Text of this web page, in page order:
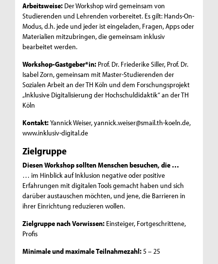
Arbeitsweise: Der Workshop wird gemeinsam von
Studierenden und Lehrenden vorbereitet. Es gilt: Hands-On-
Modus, d.h. jede und jeder ist eingeladen, Fragen, Apps oder
Materialien mitzubringen, die gemeinsam inklusiv
bearbeitet werden.
Workshop-Gastgeber*in: Prof. Dr. Friederike Siller, Prof. Dr.
Isabel Zorn, gemeinsam mit Master-Studierenden der
Sozialen Arbeit an der TH Köln und dem Forschungsprojekt
„Inklusive Digitalisierung der Hochschuldidaktik“ an der TH
Köln
Kontakt:Yannick Weiser, yannick.weiser@smail.th-koeln.de,
www.inklusiv-digital.de
Zielgruppe
Diesen Workshop sollten Menschen besuchen, die …
… im Hinblick auf Inklusion negative oder positive
Erfahrungen mit digitalen Tools gemacht haben und sich
darüber austauschen möchten, und jene, die Barrieren in
ihrer Einrichtung reduzieren wollen.
Zielgruppe nach Vorwissen: Einsteiger, Fortgeschrittene,
Profis
Minimale und maximale Teilnahmezahl:5 – 25